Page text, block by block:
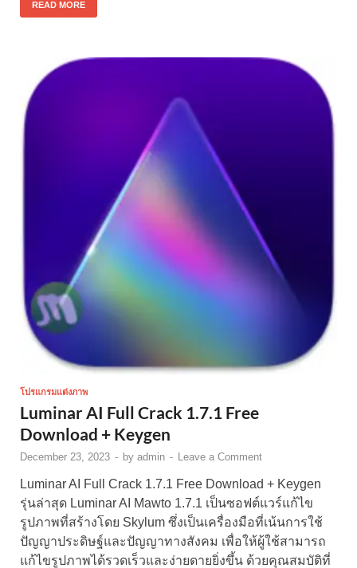
READ MORE
โปรแกรมแต่งภาพ
Luminar AI Full Crack 1.7.1 Free
Download + Keygen
December 23, 2023 - by admin - Leave a Comment
Luminar AI Full Crack 1.7.1 Free Download + Keygen
รุ่นล่าสุด Luminar AI Mawto 1.7.1 เป็นซอฟต์แวร์แก้ไข
รูปภาพที่สร้างโดย Skylum ซึ่งเป็นเครื่องมือที่เน้นการใช้
ปัญญาประดิษฐ์และปัญญาทางสังคม เพื่อให้ผู้ใช้สามารถ
แก้ไขรูปภาพได้รวดเร็วและง่ายดายยิ่งขึ้น ด้วยคุณสมบัติที่